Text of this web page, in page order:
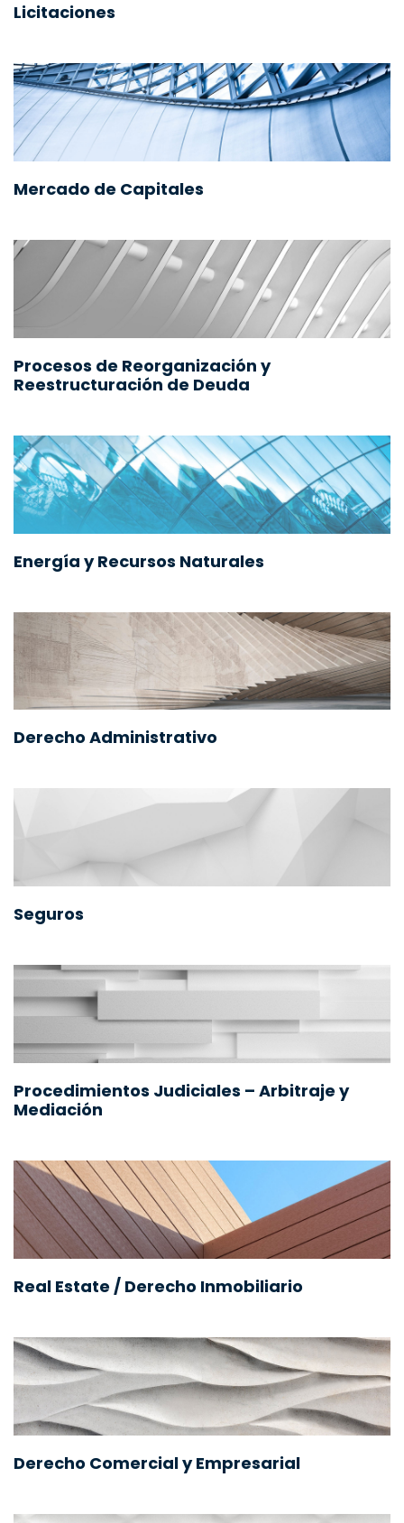
Licitaciones
Mercado de Capitales
Procesos de Reorganización y
Reestructuración de Deuda
Energía y Recursos Naturales
Derecho Administrativo
Seguros
Procedimientos Judiciales – Arbitraje y
Mediación
Real Estate / Derecho Inmobiliario
Derecho Comercial y Empresarial